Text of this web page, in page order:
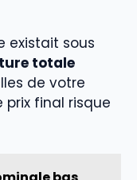
existait sous
totale
de votre
prix final risque